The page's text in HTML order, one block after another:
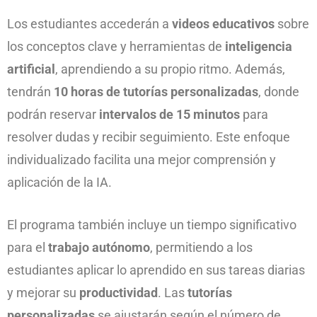
Los estudiantes accederán a videos educativos sobre
los conceptos clave y herramientas de inteligencia
artificial, aprendiendo a su propio ritmo. Además,
tendrán 10 horas de tutorías personalizadas, donde
podrán reservar intervalos de 15 minutos para
resolver dudas y recibir seguimiento. Este enfoque
individualizado facilita una mejor comprensión y
aplicación de la IA.
El programa también incluye un tiempo significativo
para el trabajo autónomo, permitiendo a los
estudiantes aplicar lo aprendido en sus tareas diarias
y mejorar su productividad. Lastutorías